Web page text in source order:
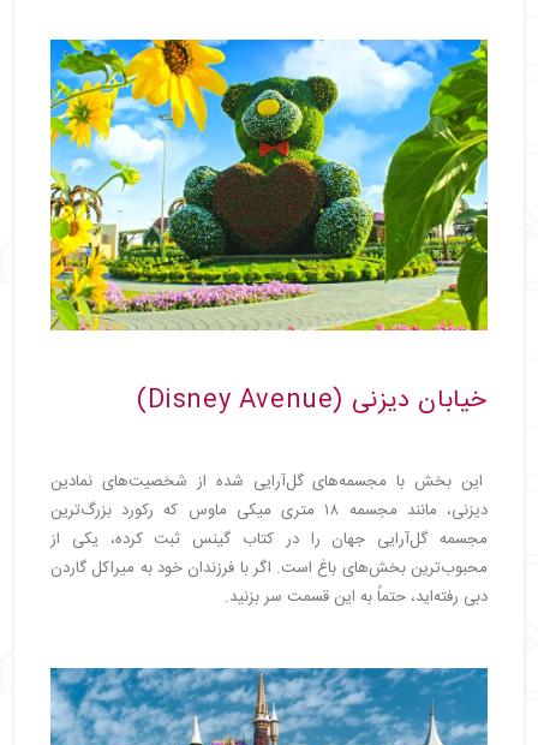
خیابان دیزنی (Disney Avenue)
این بخش با مجسمه‌های گل‌آرایی شده از شخصیت‌های نمادین
دیزنی، مانند مجسمه ۱۸ متری میکی ماوس که رکورد بزرگ‌ترین
مجسمه گل‌آرایی جهان را در کتاب گینس ثبت کرده، یکی از
محبوب‌ترین بخش‌های باغ است. اگر با فرزندان خود به میراکل گاردن
دبی رفته‌اید، حتماً به این قسمت سر بزنید.